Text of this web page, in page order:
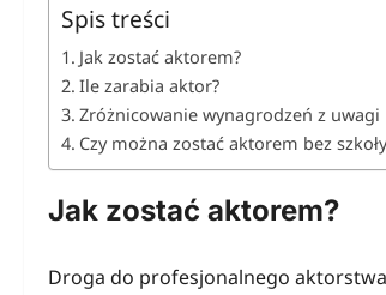
Spis treści
Jak zostać aktorem?
Ile zarabia aktor?
Zróżnicowanie wynagrodzeń z uwagi
Czy można zostać aktorem bez
Jak zostać aktorem?
Droga do profesjonalnego